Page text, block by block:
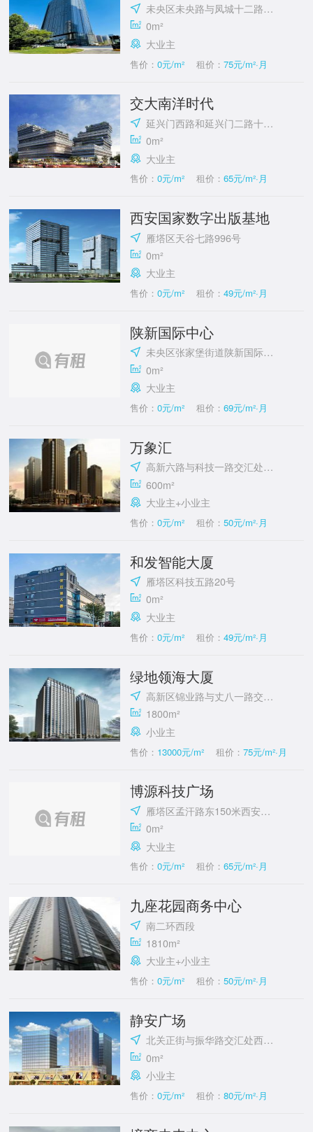
未央区未央路与凤城十二路十字西南角
0m²
大业主
售价：0元/m² 租价： 75元/m²·月
交大南洋时代
延兴门西路和延兴门二路十字东北角
0m²
大业主
售价：0元/m² 租价： 65元/m²·月
西安国家数字出版基地
雁塔区天谷七路996号
0m²
大业主
售价：0元/m² 租价： 49元/m²·月
陕新国际中心
未央区张家堡街道陕新国际中心
0m²
大业主
售价：0元/m² 租价： 69元/m²·月
万象汇
高新六路与科技一路交汇处东南角
600m²
大业主+小业主
售价：0元/m² 租价： 50元/m²·月
和发智能大厦
雁塔区科技五路20号
0m²
大业主
售价：0元/m² 租价： 49元/m²·月
绿地领海大厦
高新区锦业路与丈八一路交汇处
1800m²
小业主
售价： 13000元/m² 租价： 75元/m²·月
博源科技广场
雁塔区孟汗路东150米西安交通大学国家大学科技园(雁翔路)附近
0m²
大业主
售价：0元/m² 租价： 65元/m²·月
九座花园商务中心
南二环西段
1810m²
大业主+小业主
售价：0元/m² 租价： 50元/m²·月
静安广场
北关正街与振华路交汇处西北角
0m²
小业主
售价：0元/m² 租价： 80元/m²·月